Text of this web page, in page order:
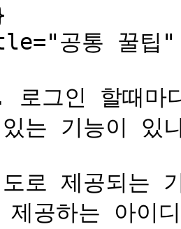
공통 꿀팁"
그인 할때마
는 기능이 있
로 제공되는
제공하는 아이